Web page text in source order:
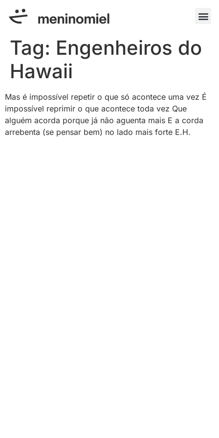
Tag: Engenheiros do
Hawaii
Mas é impossível repetir o que só acontece uma vez É
impossível reprimir o que acontece toda vez Que
alguém acorda porque já não aguenta mais E a corda
arrebenta (se pensar bem) no lado mais forte E.H.